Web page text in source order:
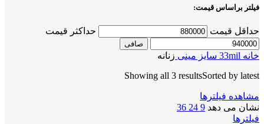
فیلتر براساس قیمت:
حداقل قیمت حداكثر قيمت
صافی
خانه 33mil سایز مینی
زنانه
Showing all 3 resultsSorted by latest
مشاهده فیلترها
نشان می دهد 9
24
36
فیلترها